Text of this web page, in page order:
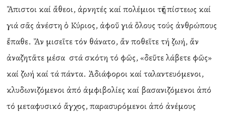
Ἄπιστοι καί ἄθεοι, ἀρνητές καί πολέμιοι τῆς πίστεως καί
γιά σᾶς ἀνέστη ὁ Κύριος, ἀφοῦ γιά ὅλους τούς ἀνθρώπους
ἔπαθε. Ἄν μισεῖτε τόν θάνατο, ἄν ποθεῖτε τή ζωή, ἄν
ἀναζητᾶτε μέσα στά σκότη τό φῶς, «δεῦτε λάβετε φῶς»
καί ζωή καί τά πάντα. Ἀδιάφοροι καί ταλαντευόμενοι,
κλυδωνιζόμενοι ἀπό ἀμφιβολίες καί βασανιζόμενοι ἀπό
τό μεταφυσικό ἄγχος, παρασυρόμενοι ἀπό ἀνέμους